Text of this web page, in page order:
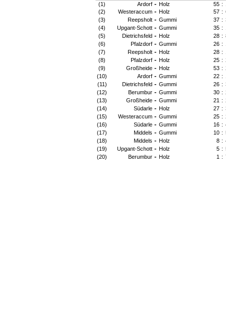
(1)
Ardorf - Holz 55 :
(2)
Westeraccum - Holz 57 :
(3)
Reepsholt - Gummi 37 :
(4)
Upgant-Schott - Gummi 35 :
(5)
Dietrichsfeld - Holz 28 :
(6)
Pfalzdorf - Gummi 26 :
(7)
Reepsholt - Holz 28 :
(8)
Pfalzdorf - Holz 25 :
(9)
Großheide - Holz 53 :
(10)
Ardorf - Gummi 22 :
(11)
Dietrichsfeld - Gummi 26 :
(12)
Berumbur - Gummi 30 :
(13)
Großheide - Gummi 21 :
(14)
Südarle - Holz 27 :
(15)
Westeraccum - Gummi 25 :
(16)
Südarle - Gummi 16 :
(17)
Middels - Gummi 10 :
(18)
Middels - Holz 8 :
(19)
Upgant-Schott - Holz 5 :
(20)
Berumbur - Holz 1 :